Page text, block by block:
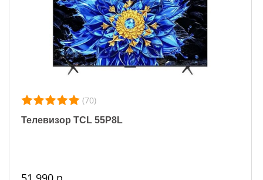
(70)
Телевизор TCL 55P8L